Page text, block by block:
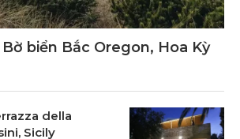
biển Bắc Oregon, Hoa Kỳ
della
Sicily